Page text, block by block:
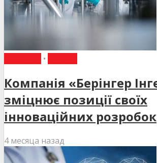
•
Компанія «Берінгер
зміцнює позиції своїх
інноваційних розробок
4 месяца назад